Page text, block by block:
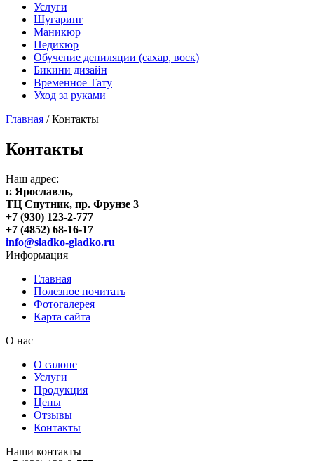
Услуги
Шугаринг
Маникюр
Педикюр
Обучение депиляции (сахар, воск)
Бикини дизайн
Временное Тату
Уход за руками
Главная /Контакты
Контакты
Наш адрес:
г. Ярославль,
ТЦ Спутник, пр. Фрунзе 3
+7 (930) 123-2-777
+7 (4852) 68-16-17
info@sladko-gladko.ru
Информация
Главная
Полезное почитать
Фотогалерея
Карта сайта
О нас
О салоне
Услуги
Продукция
Цены
Отзывы
Контакты
Наши контакты